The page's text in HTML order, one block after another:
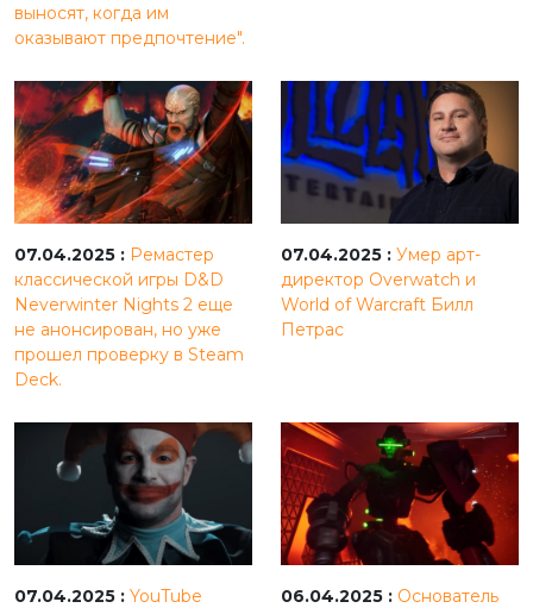
выносят, когда им
оказывают предпочтение".
07.04.2025 : Ремастер
классической игры D&D
Neverwinter Nights 2 еще
не анонсирован, но уже
прошел проверку в Steam
Deck.
07.04.2025 : Умер арт-
директор Overwatch и
World of Warcraft Билл
Петрас
07.04.2025 : YouTube
06.04.2025 : Основатель